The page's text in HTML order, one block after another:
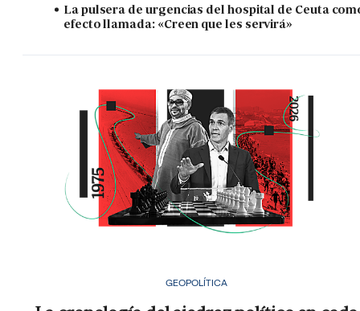
La pulsera de urgencias del hospital de Ceuta
efecto llamada: «Creen que les servirá»
GEOPOLÍTICA